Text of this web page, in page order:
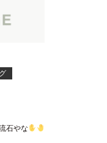
石やな